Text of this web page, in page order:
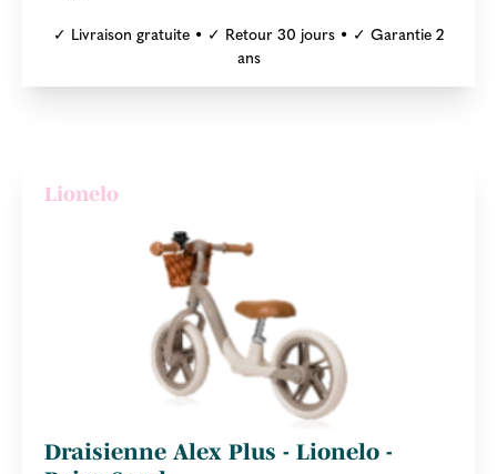
✓ Livraison gratuite • ✓ Retour 30 jours • ✓ Garantie 2
ans
Lionelo
Draisienne Alex Plus - Lionelo -